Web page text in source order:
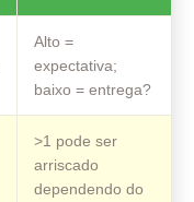
Alto =
expectativa;
baixo = entrega?
>1 pode ser
arriscado
dependendo do